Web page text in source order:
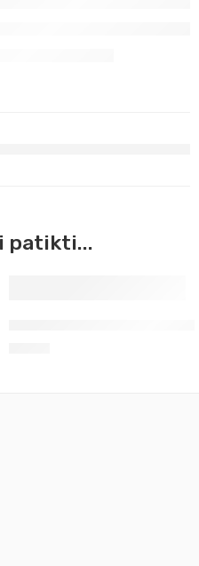
patikti...